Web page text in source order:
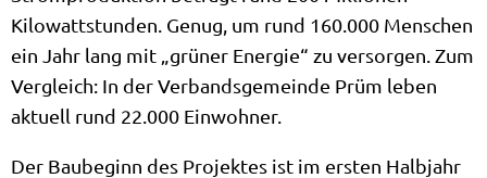
Kilowattstunden. Genug, um rund 160.000 Menschen
ein Jahr lang mit „grüner Energie“ zu versorgen. Zum
Vergleich: In der Verbandsgemeinde Prüm leben
aktuell rund 22.000 Einwohner.
Der Baubeginn des Projektes ist im ersten Halbjahr